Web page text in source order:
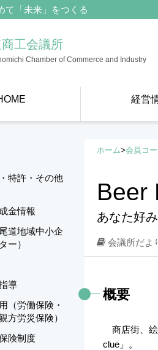
て「未来」をつくる
商工会議所
Chamber of Commerce and Industry
経営
ホーム>会員コ
Beer
あなた好
会議所だよ
概要
商店街、絵
clue」。
特許・その他
金情報
道地域中小企
ー）
導
（労働保険・
方労災保険）
険制度